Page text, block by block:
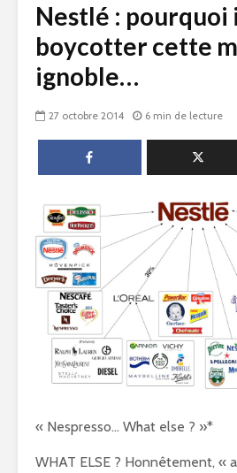
Nestlé : pourquoi
boycotter cette
ignoble…
27 octobre 2014 6 min de lecture
« Nespresso… What else ? »*
WHAT ELSE ? Honnêtement, «